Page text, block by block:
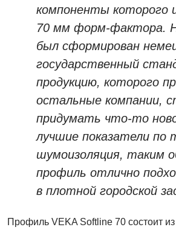
компоненты которого
70 мм форм-фактора.
был сформирован
государственный
продукцию, которого
остальные компании,
придумать что-то
лучшие показатели по
шумоизоляция, таким
профиль отлично
в плотной городской
Профиль VEKA Softline 70 состоит